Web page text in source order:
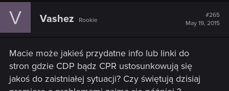
c
:
V Vashez Rookie
#265
May 19, 2015
Macie może jakieś przydatne info lub linki do
stron gdzie CDP bądz CPR ustosunkowują się
jakoś do zaistniałej sytuacji? Czy świętują dzisiaj